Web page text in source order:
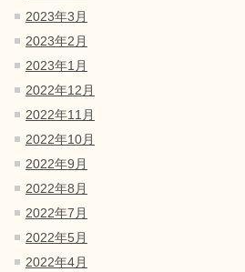
2023年3月
2023年2月
2023年1月
2022年12月
2022年11月
2022年10月
2022年9月
2022年8月
2022年7月
2022年5月
2022年4月